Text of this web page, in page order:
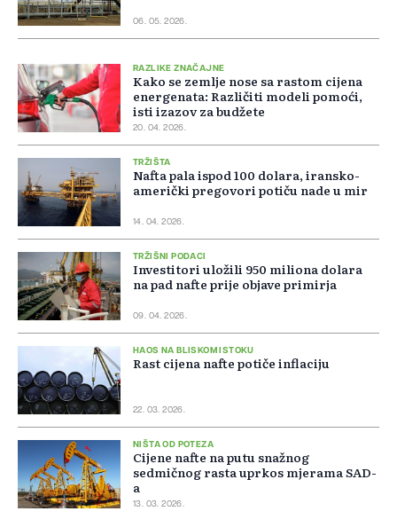
06. 05. 2026.
RAZLIKE ZNAČAJNE
Kako se zemlje nose sa rastom cijena
energenata: Različiti modeli pomoći,
isti izazov za budžete
20. 04. 2026.
TRŽIŠTA
Nafta pala ispod 100 dolara, iransko-
američki pregovori potiču nade u mir
14. 04. 2026.
TRŽIŠNI PODACI
Investitori uložili 950 miliona dolara
na pad nafte prije objave primirja
09. 04. 2026.
HAOS NA BLISKOM ISTOKU
Rast cijena nafte potiče inflaciju
22. 03. 2026.
NIŠTA OD POTEZA
Cijene nafte na putu snažnog
sedmičnog rasta uprkos mjerama SAD-
a
13. 03. 2026.